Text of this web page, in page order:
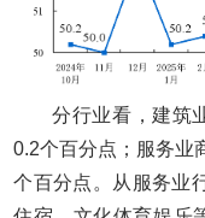
分行业看，建筑
0.2个百分点；服务业
个百分点。从服务业